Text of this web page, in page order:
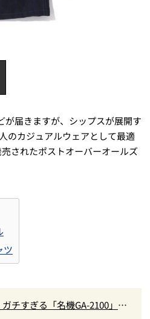
届きますが、シップスが展開す
のカジュアルウェアとして最適
されたポストオーバーオールズ
ツ
チすぎる「名機GA-2100」ア